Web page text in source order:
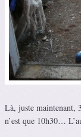
Là, juste maintenant,
n’est que 10h30…